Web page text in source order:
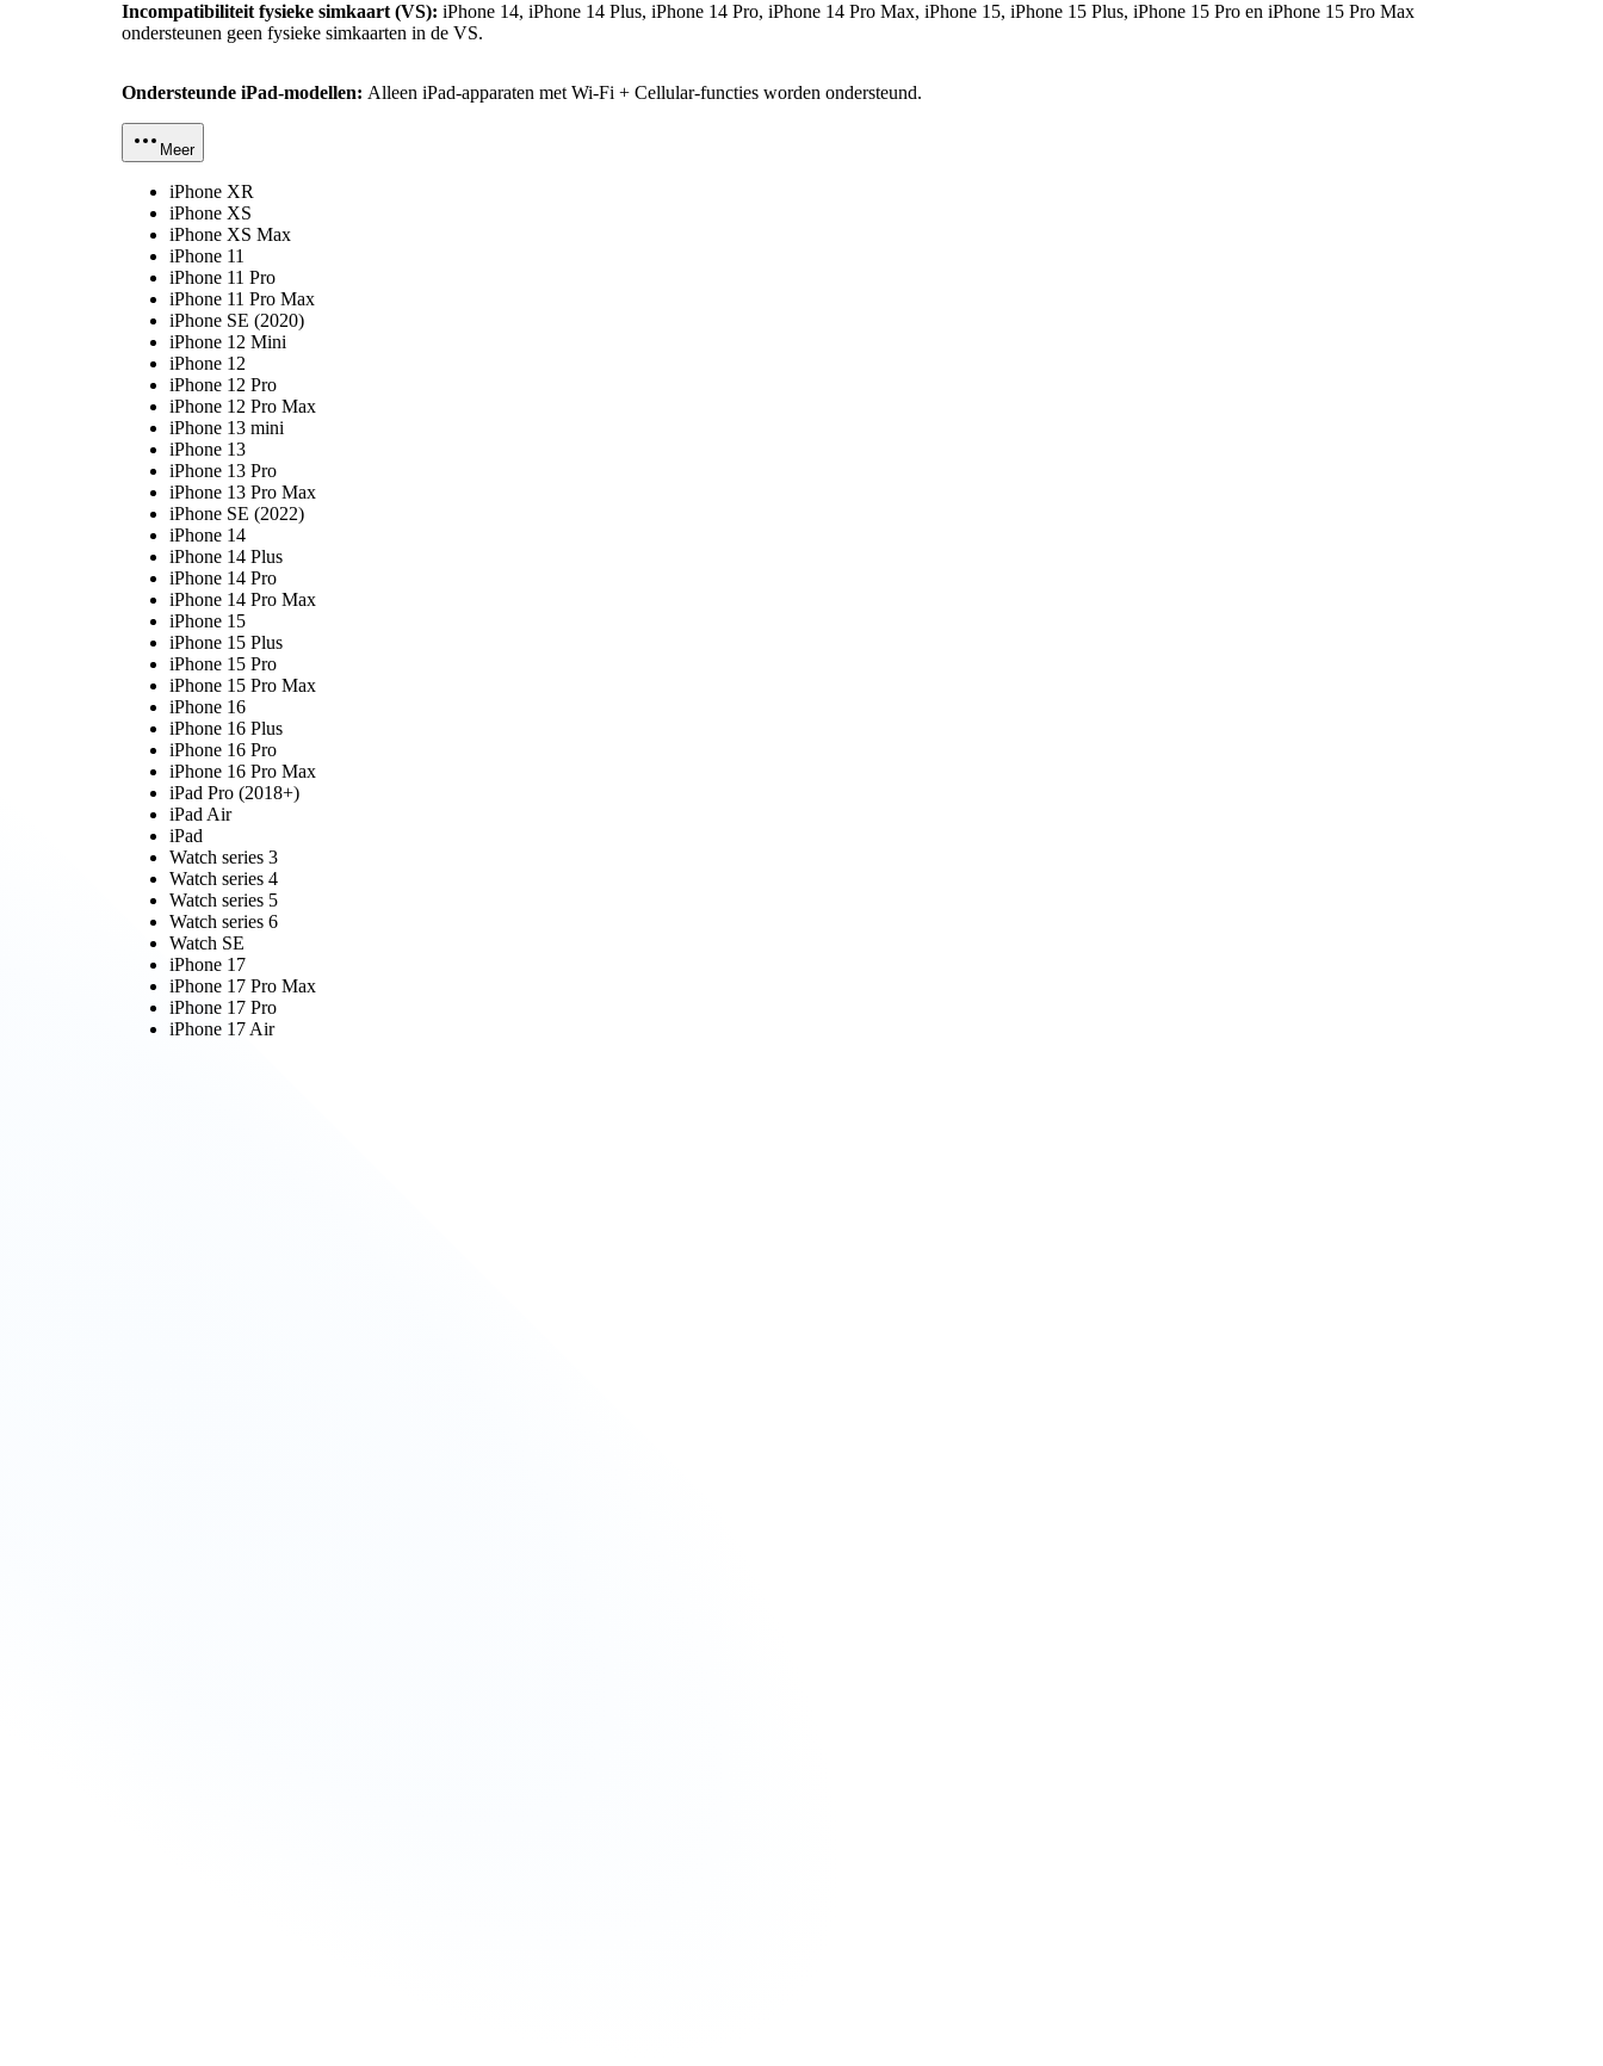
Incompatibiliteit fysieke simkaart (VS): iPhone 14, iPhone 14 Plus, iPhone 14 Pro, iPhone 14 Pro Max, iPhone 15, iPhone 15 Plus, iPhone 15 Pro en iPhone 15 Pro Max
ondersteunen geen fysieke simkaarten in de VS.
Ondersteunde iPad-modellen: Alleen iPad-apparaten met Wi-Fi + Cellular-functies worden ondersteund.
Meer
iPhone XR
iPhone XS
iPhone XS Max
iPhone 11
iPhone 11 Pro
iPhone 11 Pro Max
iPhone SE (2020)
iPhone 12 Mini
iPhone 12
iPhone 12 Pro
iPhone 12 Pro Max
iPhone 13 mini
iPhone 13
iPhone 13 Pro
iPhone 13 Pro Max
iPhone SE (2022)
iPhone 14
iPhone 14 Plus
iPhone 14 Pro
iPhone 14 Pro Max
iPhone 15
iPhone 15 Plus
iPhone 15 Pro
iPhone 15 Pro Max
iPhone 16
iPhone 16 Plus
iPhone 16 Pro
iPhone 16 Pro Max
iPad Pro (2018+)
iPad Air
iPad
Watch series 3
Watch series 4
Watch series 5
Watch series 6
Watch SE
iPhone 17
iPhone 17 Pro Max
iPhone 17 Pro
iPhone 17 Air